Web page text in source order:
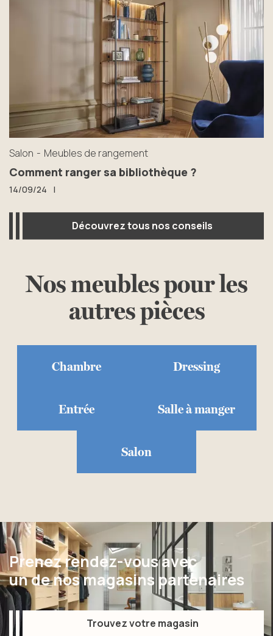
Salon Meubles de rangement
Comment ranger sa bibliothèque ?
14/09/24 |
Découvrez tous nos conseils
Nos meubles pour les
autres pièces
Chambre Dressing
Entrée Salle à manger
Salon
Prenez rendez-vous avec
un de nos magasins partenaires
Trouvez votre magasin